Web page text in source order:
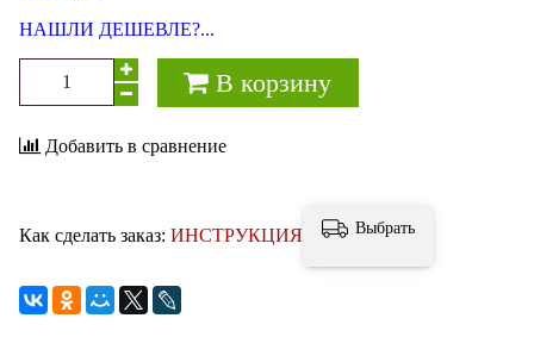
НАШЛИ ДЕШЕВЛЕ?...
В корзину
Добавить в сравнение
Как сделать заказ: ИНСТРУКЦИЯ Выбрать